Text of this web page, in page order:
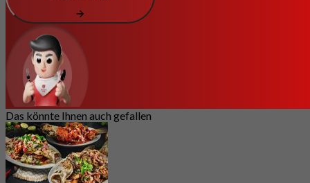
Das könnte Ihnen auch gefallen